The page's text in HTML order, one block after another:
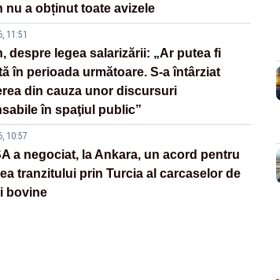
nu a obținut toate avizele
11:51
despre legea salarizării: „Ar putea fi
în perioada următoare. S-a întârziat
din cauza unor discursuri
în spaţiul public”
10:57
a negociat, la Ankara, un acord pentru
tranzitului prin Turcia al carcaselor de
bovine